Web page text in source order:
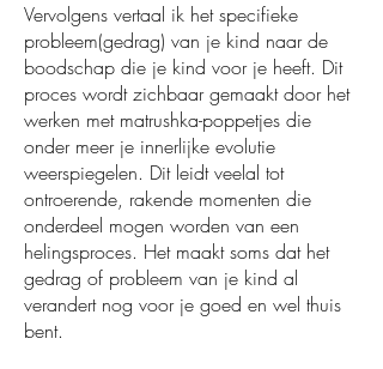
Vervolgens vertaal ik het specifieke
probleem(gedrag) van je kind naar de
boodschap die je kind voor je heeft. Dit
proces wordt zichbaar gemaakt door het
werken met matrushka-poppetjes die
onder meer je innerlijke evolutie
weerspiegelen. Dit leidt veelal tot
ontroerende, rakende momenten die
onderdeel mogen worden van een
helingsproces. Het maakt soms dat het
gedrag of probleem van je kind al
verandert nog voor je goed en wel thuis
bent.